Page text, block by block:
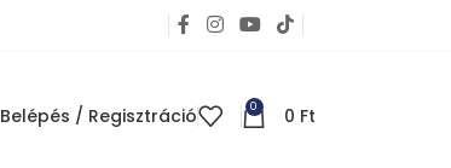
Belépés / Regisztráció 0 0 Ft